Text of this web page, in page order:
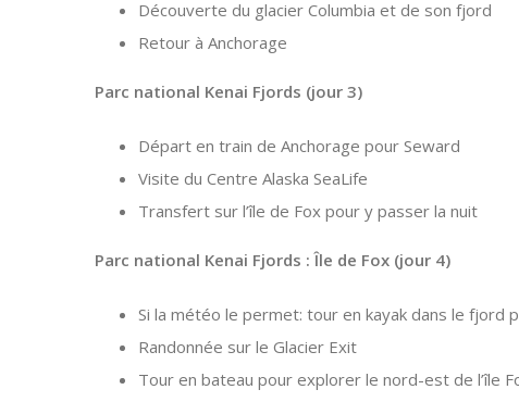
Découverte du glacier Columbia et de son fjord
Retour à Anchorage
Parc national Kenai Fjords (jour 3)
Départ en train de Anchorage pour Seward
Visite du Centre Alaska SeaLife
Transfert sur l’île de Fox pour y passer la nuit
Parc national Kenai Fjords : Île de Fox (jour 4)
Si la météo le permet: tour en kayak dans le fjord
Randonnée sur le Glacier Exit
Tour en bateau pour explorer le nord-est de l’île